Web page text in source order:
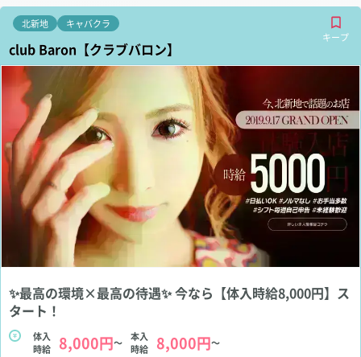
北新地
キャバクラ
キープ
club Baron【クラブバロン】
✨最高の環境×最高の待遇✨ 今なら【体入時給8,000円】ス
タート！
体入
時給
8,000円～
本入
時給
8,000円～